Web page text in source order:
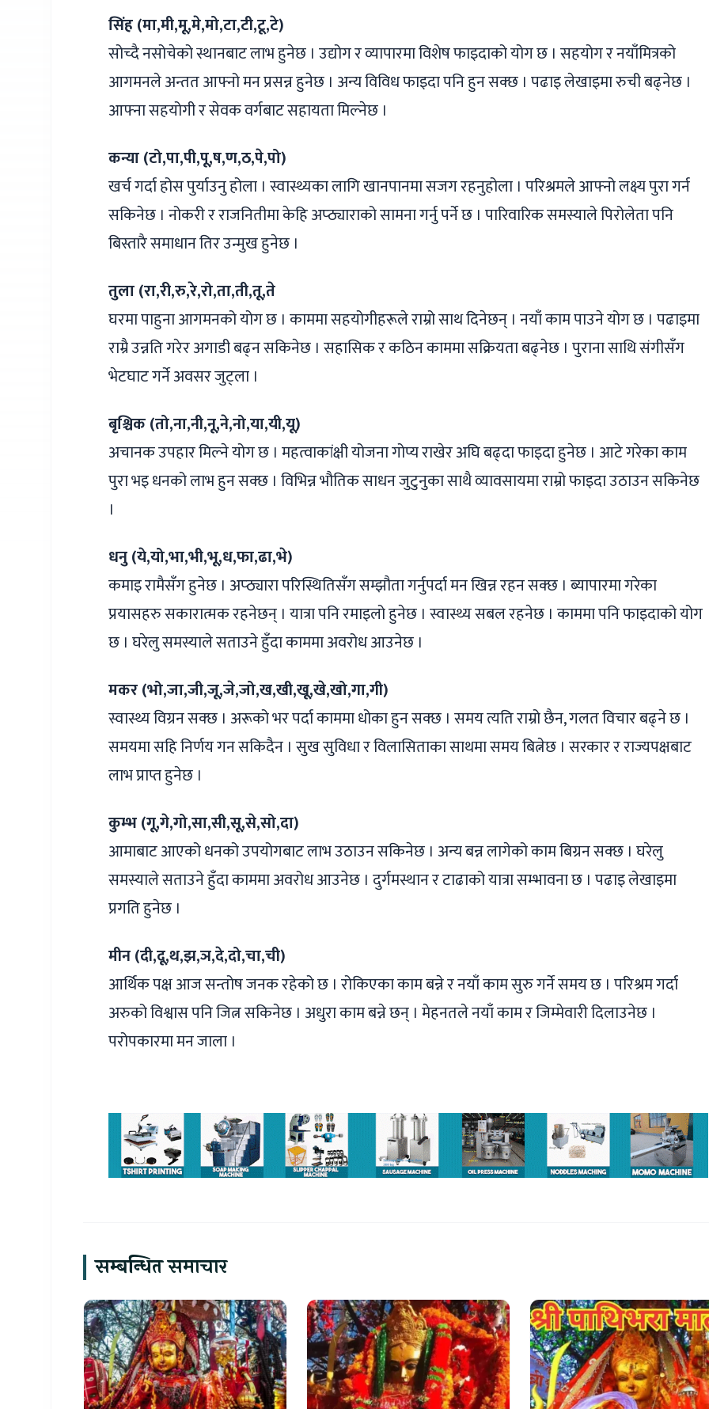
सिंह (मा,मी,मू,मे,मो,टा,टी,टू,टे)
सोच्दै नसोचेको स्थानबाट लाभ हुनेछ । उद्योग र व्यापारमा विशेष फाइदाको योग छ । सहयोग र नयाँमित्रको
आगमनले अन्तत आफ्नो मन प्रसन्न हुनेछ । अन्य विविध फाइदा पनि हुन सक्छ । पढाइ लेखाइमा रुची बढ्नेछ ।
आफ्ना सहयोगी र सेवक वर्गबाट सहायता मिल्नेछ ।
कन्या (टो,पा,पी,पू,ष,ण,ठ,पे,पो)
खर्च गर्दा होस पुर्याउनु होला । स्वास्थ्यका लागि खानपानमा सजग रहनुहोला । परिश्रमले आफ्नो लक्ष्य पुरा गर्न
सकिनेछ । नोकरी र राजनितीमा केहि अप्ठ्याराको सामना गर्नु पर्ने छ । पारिवारिक समस्याले पिरोलेता पनि
बिस्तारै समाधान तिर उन्मुख हुनेछ ।
तुला (रा,री,रु,रे,रो,ता,ती,तू,ते
घरमा पाहुना आगमनको योग छ । काममा सहयोगीहरूले राम्रो साथ दिनेछन् । नयाँ काम पाउने योग छ । पढाइमा
राम्रै उन्नति गरेर अगाडी बढ्न सकिनेछ । सहासिक र कठिन काममा सक्रियता बढ्नेछ । पुराना साथि संगीसँग
भेटघाट गर्ने अवसर जुट्ला ।
बृश्चिक (तो,ना,नी,नू,ने,नो,या,यी,यू)
अचानक उपहार मिल्ने योग छ । महत्वाकांक्षी योजना गोप्य राखेर अघि बढ्दा फाइदा हुनेछ । आटे गरेका काम
पुरा भइ धनको लाभ हुन सक्छ । विभिन्न भौतिक साधन जुटुनुका साथै व्यावसायमा राम्रो फाइदा उठाउन सकिनेछ
।
धनु (ये,यो,भा,भी,भू,ध,फा,ढा,भे)
कमाइ रामैसँग हुनेछ । अप्ठ्यारा परिस्थितिसँग सम्झौता गर्नुपर्दा मन खिन्न रहन सक्छ । ब्यापारमा गरेका
प्रयासहरु सकारात्मक रहनेछन् । यात्रा पनि रमाइलो हुनेछ । स्वास्थ्य सबल रहनेछ । काममा पनि फाइदाको योग
छ । घरेलु समस्याले सताउने हुँदा काममा अवरोध आउनेछ ।
मकर (भो,जा,जी,जू,जे,जो,ख,खी,खू,खे,खो,गा,गी)
स्वास्थ्य विग्रन सक्छ । अरूको भर पर्दा काममा धोका हुन सक्छ । समय त्यति राम्रो छैन, गलत विचार बढ्ने छ ।
समयमा सहि निर्णय गन सकिदैन । सुख सुविधा र विलासिताका साथमा समय बित्नेछ । सरकार र राज्यपक्षबाट
लाभ प्राप्त हुनेछ ।
कुम्भ (गू,गे,गो,सा,सी,सू,से,सो,दा)
आमाबाट आएको धनको उपयोगबाट लाभ उठाउन सकिनेछ । अन्य बन्न लागेको काम बिग्रन सक्छ । घरेलु
समस्याले सताउने हुँदा काममा अवरोध आउनेछ । दुर्गमस्थान र टाढाको यात्रा सम्भावना छ । पढाइ लेखाइमा
प्रगति हुनेछ ।
मीन (दी,दू,थ,झ,ञ,दे,दो,चा,ची)
आर्थिक पक्ष आज सन्तोष जनक रहेको छ । रोकिएका काम बन्ने र नयाँ काम सुरु गर्ने समय छ । परिश्रम गर्दा
अरुको विश्वास पनि जित्न सकिनेछ । अधुरा काम बन्ने छन् । मेहनतले नयाँ काम र जिम्मेवारी दिलाउनेछ ।
परोपकारमा मन जाला ।
सम्बन्धित समाचार